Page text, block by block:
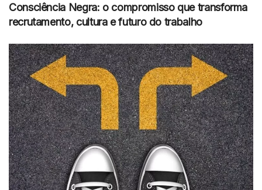
Consciência Negra: o compromisso que transforma
recrutamento, cultura e futuro do trabalho